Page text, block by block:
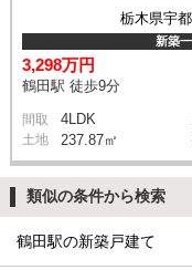
栃木県宇
新築
3,298万円
鶴田駅 徒歩9分
間取 4LDK
土地 237.87㎡
類似の条件から検索
鶴田駅の新築戸建て